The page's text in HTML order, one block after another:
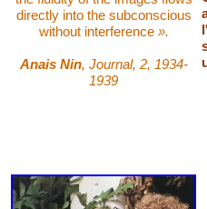
directly into the subconscious
without interference».
Anais Nin, Journal, 2, 1934-
1939